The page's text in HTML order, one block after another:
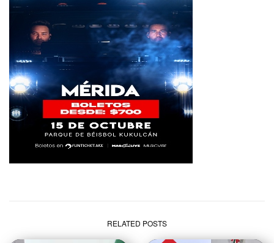
RELATED POSTS